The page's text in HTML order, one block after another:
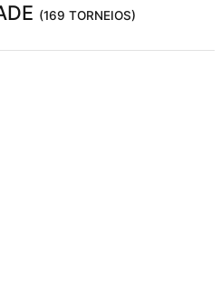
(169 TORNEIOS)